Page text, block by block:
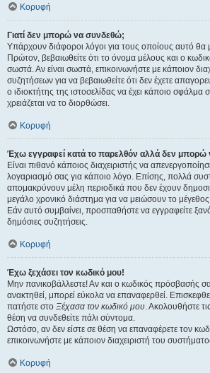
Κορυφή
Γιατί δεν μπορώ να συνδεθώ;
Υπάρχουν διάφοροι λόγοι για τους οποίους αυτό
Πρώτον, βεβαιωθείτε ότι το όνομα μέλους και ο
σωστά. Αν είναι σωστά, επικοινωνήστε με κάποιον
συζητήσεων για να βεβαιωθείτε ότι δεν έχετε
ο ιδιοκτήτης της ιστοσελίδας να έχει κάποιο σφάλμα
χρειάζεται να το διορθώσει.
Κορυφή
Έχω εγγραφεί κατά το παρελθόν αλλά δεν
Είναι πιθανό κάποιος διαχειριστής να
λογαριασμό σας για κάποιο λόγο. Επίσης, πολλά
απομακρύνουν μέλη περιοδικά που δεν έχουν
μεγάλο χρονικό διάστημα για να μειώσουν το
Εάν αυτό συμβαίνει, προσπαθήστε να εγγραφείτε ξανά
δημόσιες συζητήσεις.
Κορυφή
Έχω ξεχάσει τον κωδικό μου!
Μην πανικοβάλλεστε! Αν και ο κωδικός πρόσβασής
ανακτηθεί, μπορεί εύκολα να επαναφερθεί.
πατήστε στο Ξέχασα τον κωδικό μου. Ακολουθήστε
θέση να συνδεθείτε πάλι σύντομα.
Ωστόσο, αν δεν είστε σε θέση να επαναφέρετε τον
επικοινωνήστε με κάποιον διαχειριστή του
Κορυφή